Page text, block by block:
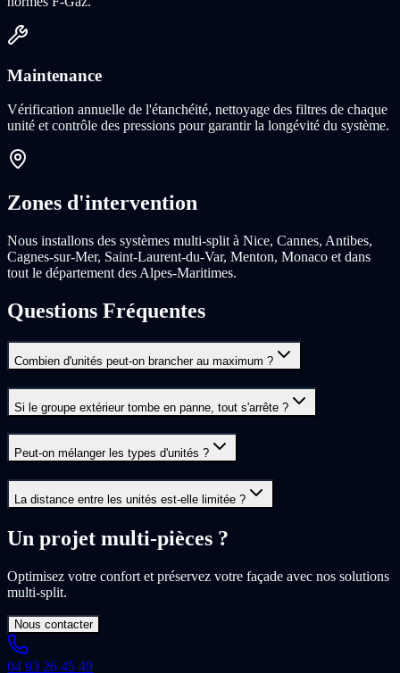
Maintenance
Vérification annuelle de l'étanchéité, nettoyage des filtres de chaque
unité et contrôle des pressions pour garantir la longévité du système.
Zones d'intervention
Nous installons des systèmes multi-split à Nice, Cannes, Antibes,
Cagnes-sur-Mer, Saint-Laurent-du-Var, Menton, Monaco et dans
tout le département des Alpes-Maritimes.
Questions Fréquentes
Combien d'unités peut-on brancher au maximum ?
Si le groupe extérieur tombe en panne, tout s'arrête ?
Peut-on mélanger les types d'unités ?
La distance entre les unités est-elle limitée ?
Un projet multi-pièces ?
Optimisez votre confort et préservez votre façade avec nos solutions
multi-split.
Nous contacter
04 93 26 45 49